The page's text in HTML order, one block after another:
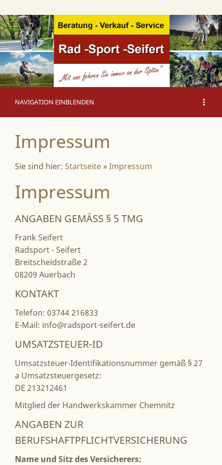
NAVIGATION EINBLENDEN
Impressum
Sie sind hier: Startseite »Impressum
Impressum
ANGABEN GEMÄSS § 5 TMG
Frank Seifert
Radsport - Seifert
Breitscheidstraße 2
08209 Auerbach
KONTAKT
Telefon: 03744 216833
E-Mail: info@radsport-seifert.de
UMSATZSTEUER-ID
Umsatzsteuer-Identifikationsnummer gemäß § 27
a Umsatzsteuergesetz:
DE 213212461
Mitglied der Handwerkskammer Chemnitz
ANGABEN ZUR
BERUFSHAFTPFLICHTVERSICHERUNG
Name und Sitz des Versicherers: